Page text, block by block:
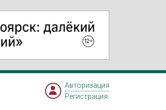
Авторизация
Регистрация